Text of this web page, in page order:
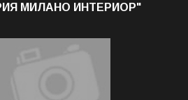
МИЛАНО ИНТЕРИОР"